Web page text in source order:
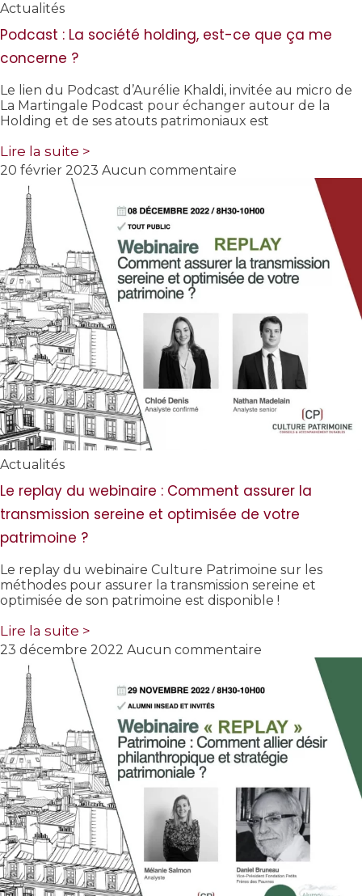
Actualités
Podcast : La société holding, est-ce que ça me
concerne ?
Le lien du Podcast d’Aurélie Khaldi, invitée au micro de
La Martingale Podcast pour échanger autour de la
Holding et de ses atouts patrimoniaux est
Lire la suite >
20 février 2023 Aucun commentaire
Actualités
Le replay du webinaire : Comment assurer la
transmission sereine et optimisée de votre
patrimoine ?
Le replay du webinaire Culture Patrimoine sur les
méthodes pour assurer la transmission sereine et
optimisée de son patrimoine est disponible !
Lire la suite >
23 décembre 2022 Aucun commentaire